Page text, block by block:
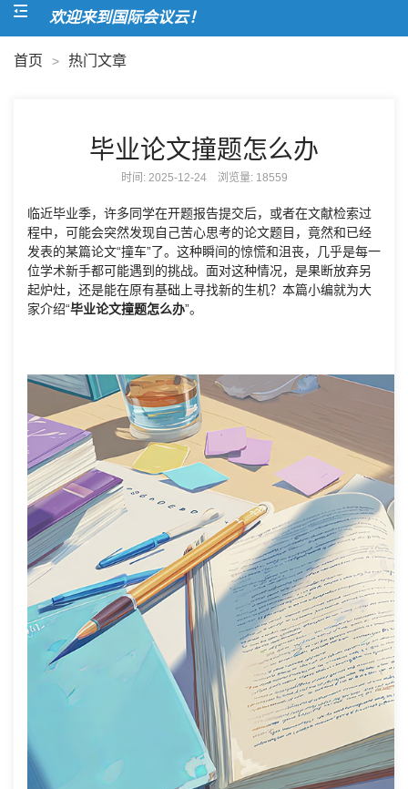
欢迎来到国际会议云！
首页 > 热门文章
毕业论文撞题怎么办
时间: 2025-12-24 浏览量: 18559
临近毕业季，许多同学在开题报告提交后，或者在文献检索过
程中，可能会突然发现自己苦心思考的论文题目，竟然和已经
发表的某篇论文“撞车”了。这种瞬间的惊慌和沮丧，几乎是每一
位学术新手都可能遇到的挑战。面对这种情况，是果断放弃另
起炉灶，还是能在原有基础上寻找新的生机？本篇小编就为大
家介绍“毕业论文撞题怎么办”。